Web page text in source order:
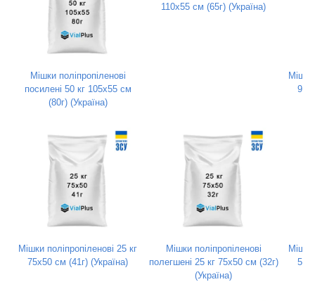
Мішки поліпропіленові
посилені 50 кг 105х55 см
(80г) (Україна)
110х55 см (65г) (Україна)
Мішки
Мішки поліпропіленові 25 кг
75х50 см (41г) (Україна)
Мішки поліпропіленові
полегшені 25 кг 75х50 см (32г)
(Україна)
Мішки